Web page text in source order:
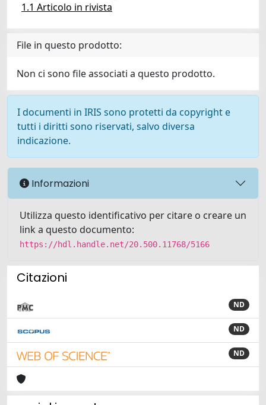
1.1 Articolo in rivista
File in questo prodotto:
Non ci sono file associati a questo prodotto.
I documenti in IRIS sono protetti da copyright e
tutti i diritti sono riservati, salvo diversa
indicazione.
Informazioni
Utilizza questo identificativo per citare o creare un
link a questo documento:
https://hdl.handle.net/20.500.11768/5166
Citazioni
ND
ND
ND